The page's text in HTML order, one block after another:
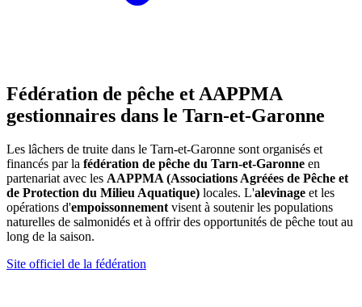
Fédération de pêche et AAPPMA
gestionnaires dans le Tarn-et-Garonne
Les lâchers de truite dans le Tarn-et-Garonne sont organisés et
financés par la fédération de pêche du Tarn-et-Garonne en
partenariat avec les AAPPMA (Associations Agréées de Pêche et
de Protection du Milieu Aquatique) locales. L'alevinage et les
opérations d'empoissonnementvisent à soutenir les populations
naturelles de salmonidés et à offrir des opportunités de pêche tout au
long de la saison.
Site officiel de la fédération